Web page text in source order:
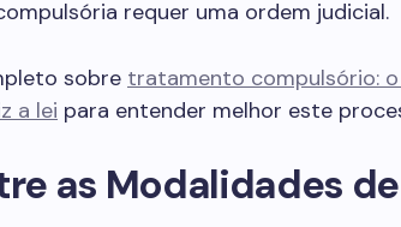
requer uma ordem judicial.
sobre tratamento compulsório: o
a lei para entender melhor este
as Modalidades de